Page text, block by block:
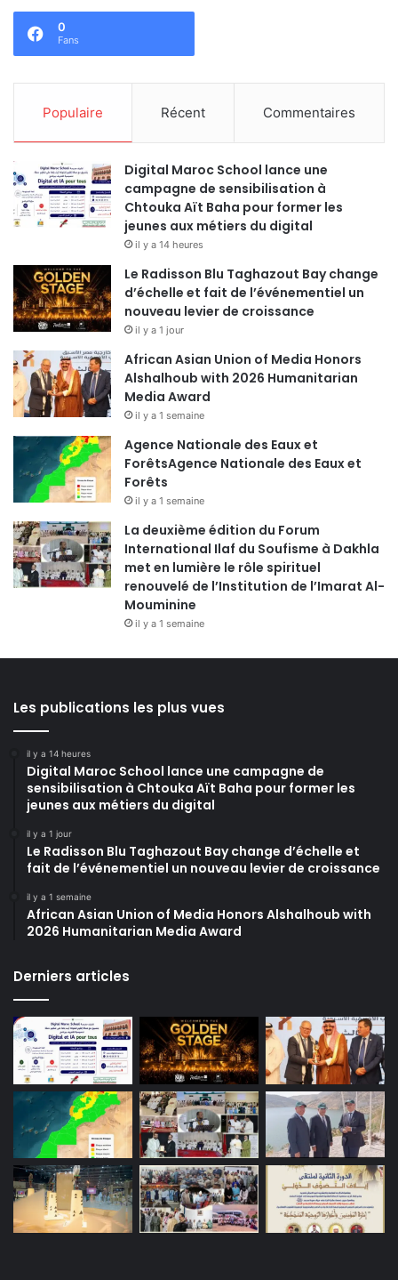
0
Fans
Populaire Récent Commentaires
Digital Maroc School lance une
campagne de sensibilisation à
Chtouka Aït Baha pour former les
jeunes aux métiers du digital
il y a 14 heures
Le Radisson Blu Taghazout Bay change
d’échelle et fait de l’événementiel un
nouveau levier de croissance
il y a 1 jour
African Asian Union of Media Honors
Alshalhoub with 2026 Humanitarian
Media Award
il y a 1 semaine
Agence Nationale des Eaux et
ForêtsAgence Nationale des Eaux et
Forêts
il y a 1 semaine
La deuxième édition du Forum
International Ilaf du Soufisme à Dakhla
met en lumière le rôle spirituel
renouvelé de l’Institution de l’Imarat Al-
Mouminine
il y a 1 semaine
Les publications les plus vues
il y a 14 heures
Digital Maroc School lance une campagne de
sensibilisation à Chtouka Aït Baha pour former les
jeunes aux métiers du digital
il y a 1 jour
Le Radisson Blu Taghazout Bay change d’échelle et
fait de l’événementiel un nouveau levier de croissance
il y a 1 semaine
African Asian Union of Media Honors Alshalhoub with
2026 Humanitarian Media Award
Derniers articles